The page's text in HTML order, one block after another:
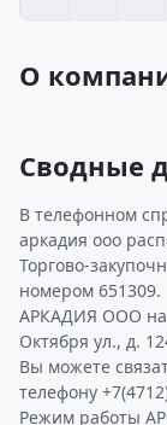
О
Сводные
В телефонном
аркадия ооо
Торгово-
номером 651309.
АРКАДИЯ ООО
Октября ул., д.
Вы можете
телефону
Режим работы